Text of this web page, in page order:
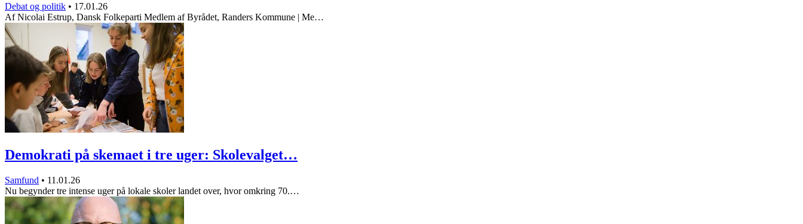
Debat og politik • 17.01.26
Af Nicolai Estrup, Dansk Folkeparti Medlem af Byrådet, Randers Kommune | Me…
Demokrati på skemaet i tre uger: Skolevalget…
Samfund • 11.01.26
Nu begynder tre intense uger på lokale skoler landet over, hvor omkring 70.…